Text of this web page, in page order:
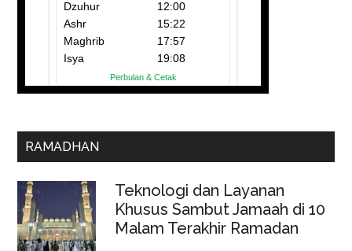
RAMADHAN
Teknologi dan Layanan
Khusus Sambut Jamaah di 10
Malam Terakhir Ramadan